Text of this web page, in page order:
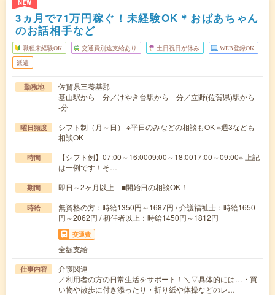
NEW
3ヵ月で71万円稼ぐ！未経験OK＊おばあちゃん
のお話相手など
職種未経験OK 交通費別途支給あり 土日祝日が休み WEB登録OK
派遣
勤務地
佐賀県三養基郡
基山駅から---分／けやき台駅から---分／立野(佐賀県)駅から--
-分
曜日頻度
シフト制（月～日） ※平日のみなどの相談もOK ※週3なども
相談OK
時間
【シフト例】07:00～16:0009:00～18:0017:00～09:00※ 上記
は一例です！そ…
期間 即日～2ヶ月以上 ■開始日の相談OK！
時給
無資格の方：時給1350円～1687円 / 介護福祉士：時給1650
円～2062円 / 初任者以上：時給1450円～1812円
交通費
全額支給
仕事内容
介護関連
／利用者の方の日常生活をサポート！＼▽具体的には…・買
い物や散歩に付き添ったり・折り紙や体操などのレ…